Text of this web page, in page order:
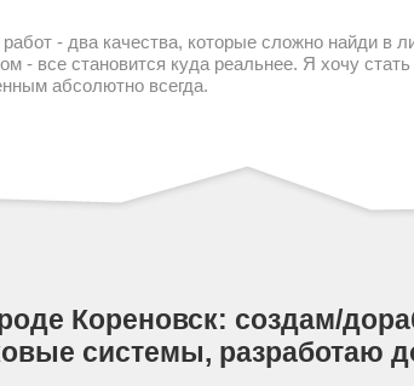
- два качества, которые сложно найди в
- все становится куда реальнее. Я хочу
абсолютно всегда.
Кореновск: создам/
системы, разработаю